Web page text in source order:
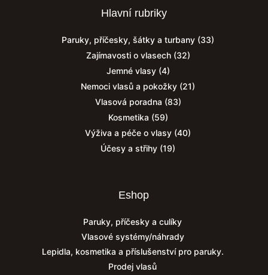
Hlavní rubriky
Paruky, příčesky, šátky a turbany (33)
Zajímavosti o vlasech(32)
Jemné vlasy(4)
Nemoci vlasů a pokožky (21)
Vlasová poradna (83)
Kosmetika (59)
Výživa a péče o vlasy (40)
Účesy a střihy (19)
Eshop
Paruky, příčesky a culíky
Vlasové systémy/náhrady
Lepidla, kosmetika a příslušenství pro paruky.
Prodej vlasů